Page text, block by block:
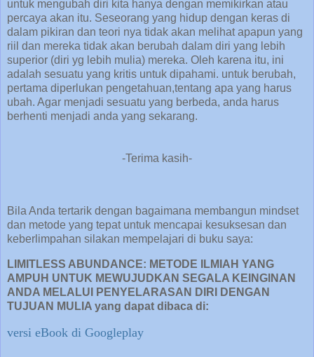
untuk mengubah diri kita hanya dengan memikirkan atau
percaya akan itu. Seseorang yang hidup dengan keras di
dalam pikiran dan teori nya tidak akan melihat apapun yang
riil dan mereka tidak akan berubah dalam diri yang lebih
superior (diri yg lebih mulia) mereka. Oleh karena itu, ini
adalah sesuatu yang kritis untuk dipahami. untuk berubah,
pertama diperlukan pengetahuan,tentang apa yang harus
ubah. Agar menjadi sesuatu yang berbeda, anda harus
berhenti menjadi anda yang sekarang.
-Terima kasih-
Bila Anda tertarik dengan bagaimana membangun mindset
dan metode yang tepat untuk mencapai kesuksesan dan
keberlimpahan silakan mempelajari di buku saya:
LIMITLESS ABUNDANCE: METODE ILMIAH YANG
AMPUH UNTUK MEWUJUDKAN SEGALA KEINGINAN
ANDA MELALUI PENYELARASAN DIRI DENGAN
TUJUAN MULIA yang dapat dibaca di:
versi eBook di Googleplay